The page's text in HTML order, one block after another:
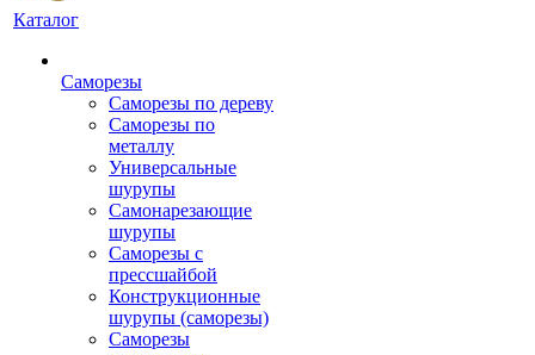
Каталог
Саморезы
Саморезы по дереву
Саморезы по
металлу
Универсальные
шурупы
Самонарезающие
шурупы
Саморезы с
прессшайбой
Конструкционные
шурупы (саморезы)
Саморезы